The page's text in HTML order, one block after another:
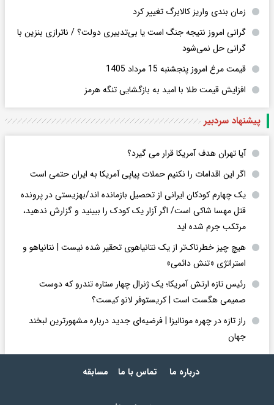
زمان بندی واریز کالابرگ تغییر کرد
گرانی امروز نتیجه جنگ است یا بی‌تدبیری دولت؟ / ناترازی بنزین با
گرانی حل نمی‌شود
قیمت مرغ امروز پنجشنبه 15 مرداد 1405
افزایش قیمت طلا با امید به بازگشایی تنگه هرمز
پیشنهاد سردبیر
آیا تهران هدف آمریکا قرار می گیرد؟
اگر این اقدامات را نکنیم حملات پیاپی آمریکا به ایران حتمی است
یک چهارم کودکان ایرانی از تحصیل بازمانده اند/بهزیستی در پرونده
قتل مهسا شاکی است/ اگر آزار یک کودک را ببینید و گزارش ندهید،
مرتکب جرم شده اید
هیچ چیز خطرناک‌تر از یک نتانیاهوی تحقیر شده نیست | نتانیاهو و
استراتژی «تنش دائمی»
رئیس تازه ارتش آمریکا؛ یک ژنرال چهار ستاره تندرو که دوست
صمیمی هگست است | کریستوفر لانو کیست؟
راز تازه در چهره مونالیزا | فرضیه‌ای جدید درباره مشهورترین لبخند
جهان
درباره ما تماس با ما مسابقه